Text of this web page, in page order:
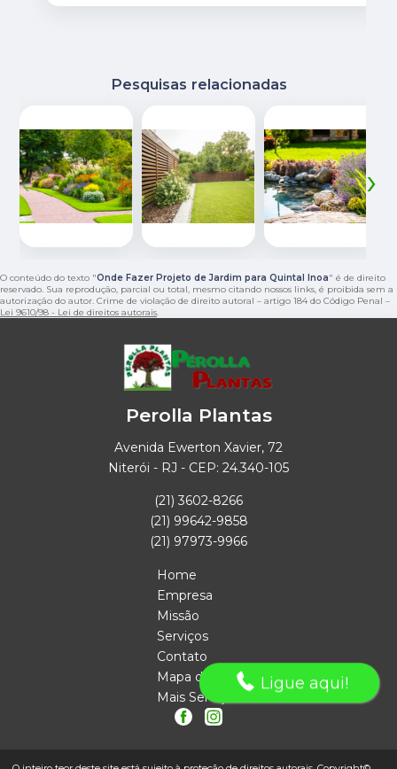
Pesquisas relacionadas
‹ ›
O conteúdo do texto "Onde Fazer Projeto de Jardim para Quintal Inoa" é de direito
reservado. Sua reprodução, parcial ou total, mesmo citando nossos links, é proibida sem a
autorização do autor. Crime de violação de direito autoral – artigo 184 do Código Penal –
Lei 9610/98 - Lei de direitos autorais.
Perolla Plantas
Avenida Ewerton Xavier, 72
Niterói - RJ - CEP: 24.340-105
(21) 3602-8266
(21) 99642-9858
(21) 97973-9966
Home
Empresa
Missão
Serviços
Contato
Mapa do site
Mais Serviços
Ligue aqui!